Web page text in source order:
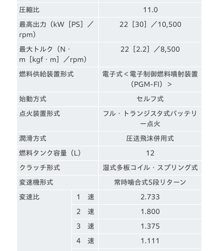
圧縮比 11.0
最高出力（kW［PS］／
rpm）
22［30］／10,500
最大トルク（N・
m［kgf・m］／rpm）
22［2.2］／8,500
燃料供給装置形式
電子式＜電子制御燃料噴射装置
（PGM-FI）＞
始動方式 セルフ式
点火装置形式
フル・トランジスタ式バッテリ
ー点火
潤滑方式 圧送飛沫併用式
燃料タンク容量（L） 12
クラッチ形式 湿式多板コイル・スプリング式
変速機形式 常時噛合式5段リターン
変速比 1 速 2.733
2 速 1.800
3 速 1.375
4 速 1.111